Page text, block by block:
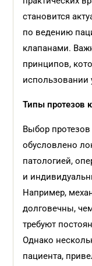
становится
по ведению
клапанами.
принципов,
использовании
Типы протезов
Выбор
обусловлено
патологией,
и
Например,
долговечны,
требуют
Однако
пациента,